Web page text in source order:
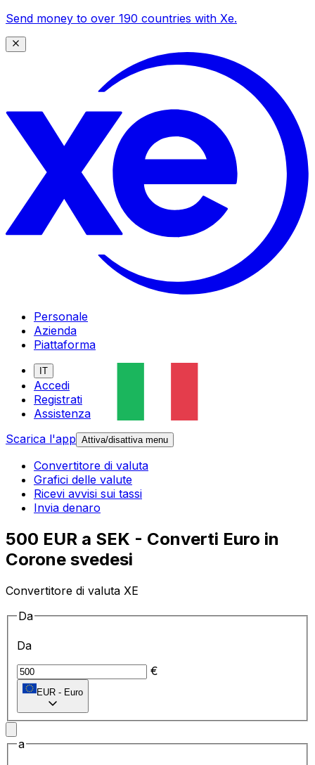
Send money to over 190 countries with Xe.
Personale
Azienda
Piattaforma
IT
Accedi
Registrati
Assistenza
Scarica l'app Attiva/disattiva menu
Convertitore di valuta
Grafici delle valute
Ricevi avvisi sui tassi
Invia denaro
500 EUR a SEK - Converti Euro in
Corone svedesi
Convertitore di valuta XE
Da
Da
€
EUR - Euro
a